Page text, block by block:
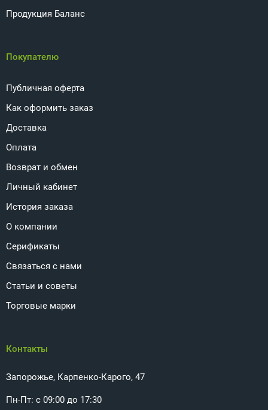
Продукция Баланс
Покупателю
Публичная оферта
Как оформить заказ
Доставка
Оплата
Возврат и обмен
Личный кабинет
История заказа
О компании
Серификаты
Связаться с нами
Статьи и советы
Торговые марки
Контакты
Запорожье, Карпенко-Карого, 47
Пн-Пт: с 09:00 до 17:30